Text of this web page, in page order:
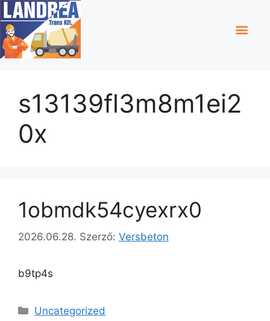
s13139fl3m8m1ei2
0x
1obmdk54cyexrx0
2026.06.28. Szerző: Versbeton
b9tp4s
Uncategorized